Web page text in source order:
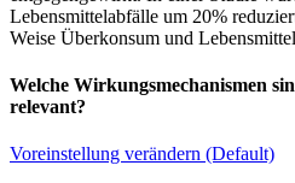
Lebensmittelabfälle um 20%
Weise Überkonsum und
Welche Wirkungsmechanismen
relevant?
Voreinstellung verändern (Default)